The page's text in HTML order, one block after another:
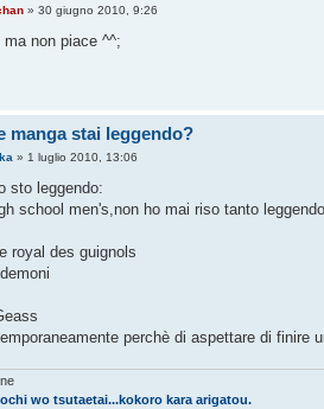
» 30 giugno 2010, 9:26
ma non piace ^^;
manga stai leggendo?
» 1 luglio 2010, 13:06
sto leggendo:
school men's,non ho mai riso tanto
royal des guignols
perchè di aspettare di finire
wo tsutaetai...kokoro kara arigatou.